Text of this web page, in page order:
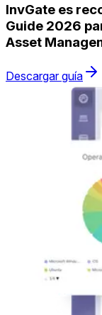
InvGate es
Guide 2026
Asset
Descargar guía